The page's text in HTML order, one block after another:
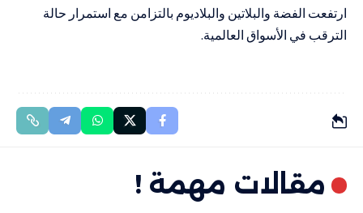
ارتفعت الفضة والبلاتين والبلاديوم بالتزامن مع استمرار حالة
الترقب في الأسواق العالمية.
مقالات مهمة !